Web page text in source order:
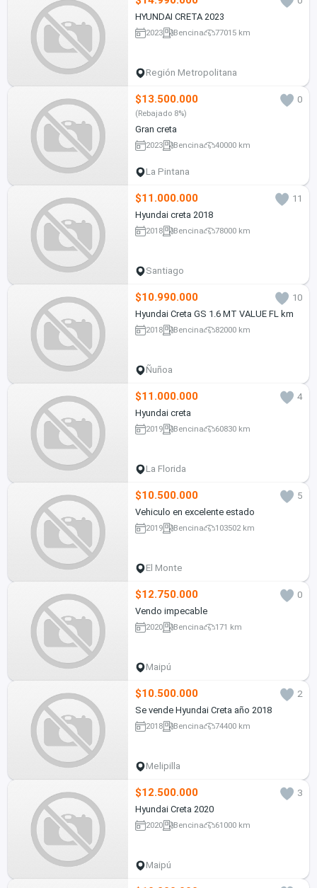
HYUNDAI CRETA 2023
2023 Bencina 77015 km
Región Metropolitana
$13.500.000 0
(Rebajado 8%)
Gran creta
2023 Bencina 40000 km
La Pintana
$11.000.000
11
Hyundai creta 2018
2018 Bencina 78000 km
Santiago
$10.990.000
10
Hyundai Creta GS 1.6 MT VALUE FL km
2018 Bencina 82000 km
Ñuñoa
$11.000.000
4
Hyundai creta
2019 Bencina 60830 km
La Florida
$10.500.000
5
Vehiculo en excelente estado
2019 Bencina 103502 km
El Monte
$12.750.000
0
Vendo impecable
2020 Bencina 171 km
Maipú
$10.500.000
2
Se vende Hyundai Creta año 2018
2018 Bencina 74400 km
Melipilla
$12.500.000
3
Hyundai Creta 2020
2020 Bencina 61000 km
Maipú